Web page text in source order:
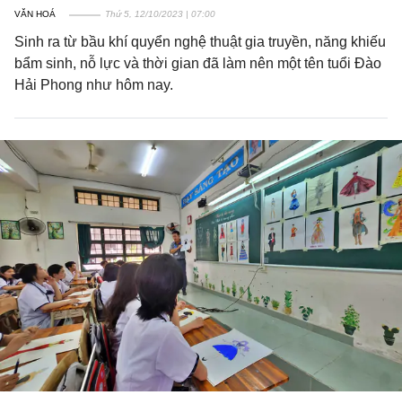
VĂN HOÁ Thứ 5, 12/10/2023 | 07:00
Sinh ra từ bầu khí quyển nghệ thuật gia truyền, năng khiếu
bẩm sinh, nỗ lực và thời gian đã làm nên một tên tuổi Đào
Hải Phong như hôm nay.